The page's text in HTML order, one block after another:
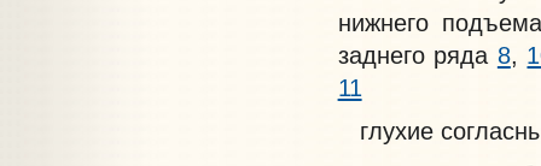
нижнего
заднего ряда 8,
11
глухие